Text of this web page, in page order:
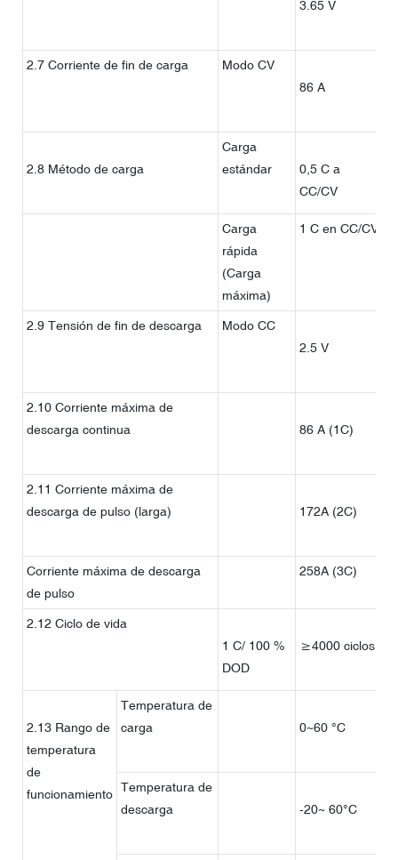
3.65 V
2.7 Corriente de fin de carga
Modo CV
86 A
2.8 Método de carga
Carga
estándar
0,5 C a
CC/CV
Carga
rápida
(Carga
máxima)
1 C en CC/CV
2.9 Tensión de fin de descarga
Modo CC
2.5 V
2.10 Corriente máxima de
descarga continua
86 A (1C)
2.11 Corriente máxima de
descarga de pulso (larga)
172A (2C)
Corriente máxima de descarga
de pulso
258A (3C)
2.12 Ciclo de vida
1 C/ 100 %
DOD
≥4000 ciclos
2.13 Rango de
temperatura
de
funcionamiento
Temperatura de
carga
0~60 °C
Temperatura de
descarga
-20~ 60°C